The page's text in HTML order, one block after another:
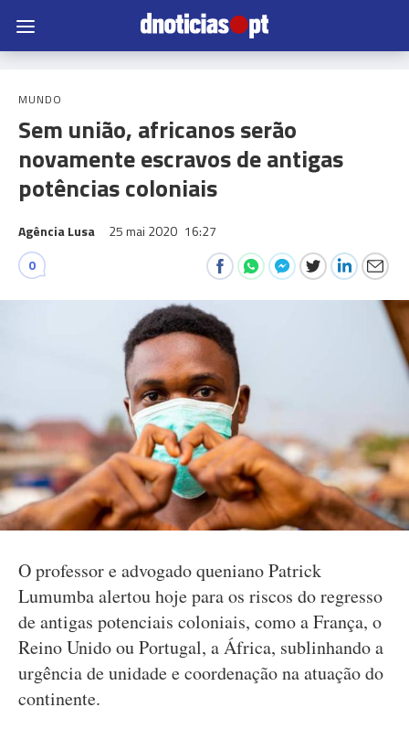
MUNDO
Sem união, africanos serão
novamente escravos de antigas
potências coloniais
Agência Lusa 25 mai 2020 16:27
0
O professor e advogado queniano Patrick
Lumumba alertou hoje para os riscos do regresso
de antigas potenciais coloniais, como a França, o
Reino Unido ou Portugal, a África, sublinhando a
urgência de unidade e coordenação na atuação do
continente.